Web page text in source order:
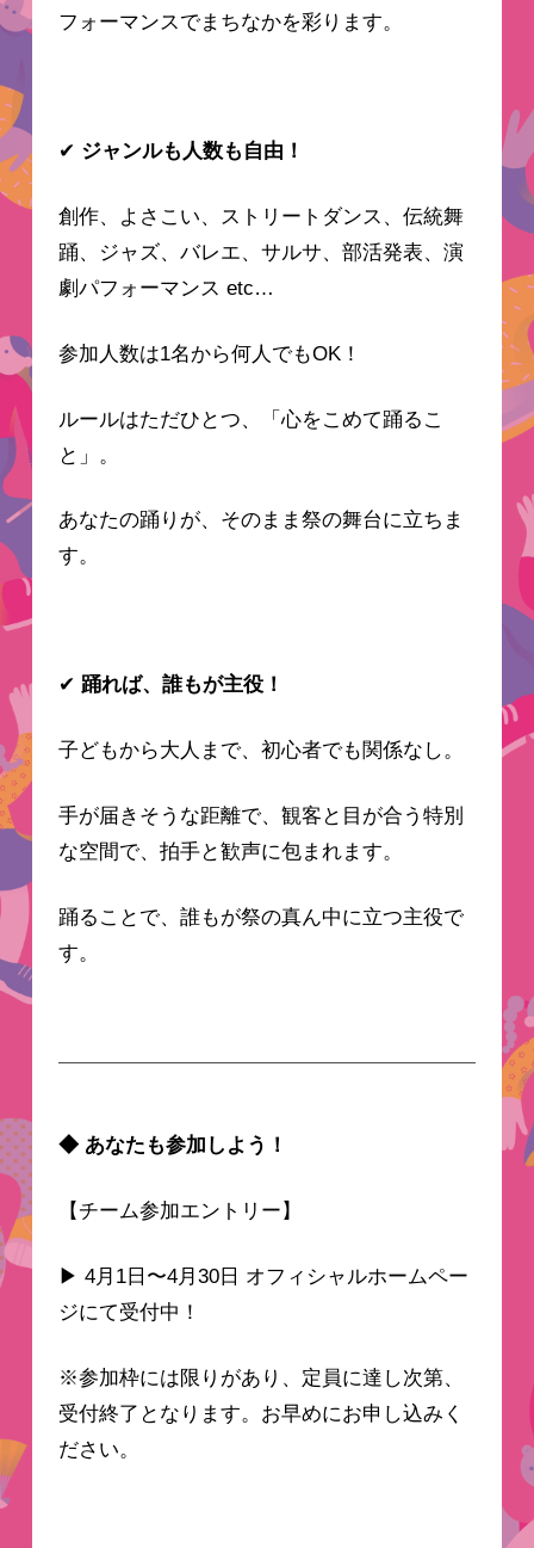
フォーマンスでまちなかを彩ります。
✔ ジャンルも人数も自由！
創作、よさこい、ストリートダンス、伝統舞
踊、ジャズ、バレエ、サルサ、部活発表、演
劇パフォーマンス etc…
参加人数は1名から何人でもOK！
ルールはただひとつ、「心をこめて踊るこ
と」。
あなたの踊りが、そのまま祭の舞台に立ちま
す。
✔ 踊れば、誰もが主役！
子どもから大人まで、初心者でも関係なし。
手が届きそうな距離で、観客と目が合う特別
な空間で、拍手と歓声に包まれます。
踊ることで、誰もが祭の真ん中に立つ主役で
す。
◆ あなたも参加しよう！
【チーム参加エントリー】
▶ 4月1日〜4月30日 オフィシャルホームペー
ジにて受付中！
※参加枠には限りがあり、定員に達し次第、
受付終了となります。お早めにお申し込みく
ださい。